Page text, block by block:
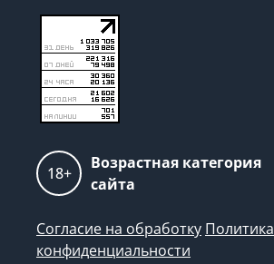
18+
Возрастная категория
сайта
Согласие на обработку Политика
конфиденциальности